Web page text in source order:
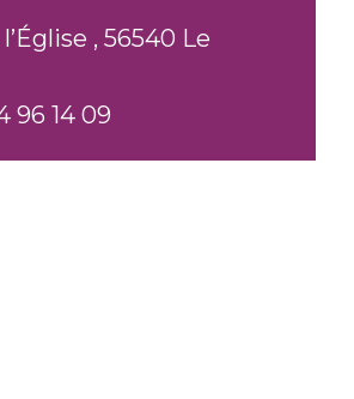
, 56540 Le
96 14 09